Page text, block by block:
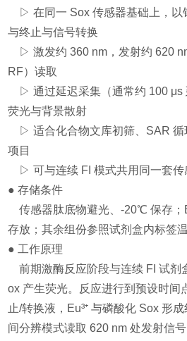
▷ 在同一 Sox 传感器基础上，以
与终止与信号转换
▷ 激发约 360 nm，发射约 620
RF）读取
▷ 通过延迟采集（通常约 100 μs
荧光与背景散射
▷ 适合化合物文库初筛、SAR 循
项目
▷ 可与连续 FI 模式共用同一套传
● 存储条件
传感器肽底物避光、-20℃ 保存；
存放；其余组份参照试剂盒内标签温
● 工作原理
前期激酶反应阶段与连续 FI 试剂
ox 产生荧光。反应进行到预设时间
止/转换液，Eu³⁺ 与磷酸化 Sox 形
间分辨模式读取 620 nm 处发射信